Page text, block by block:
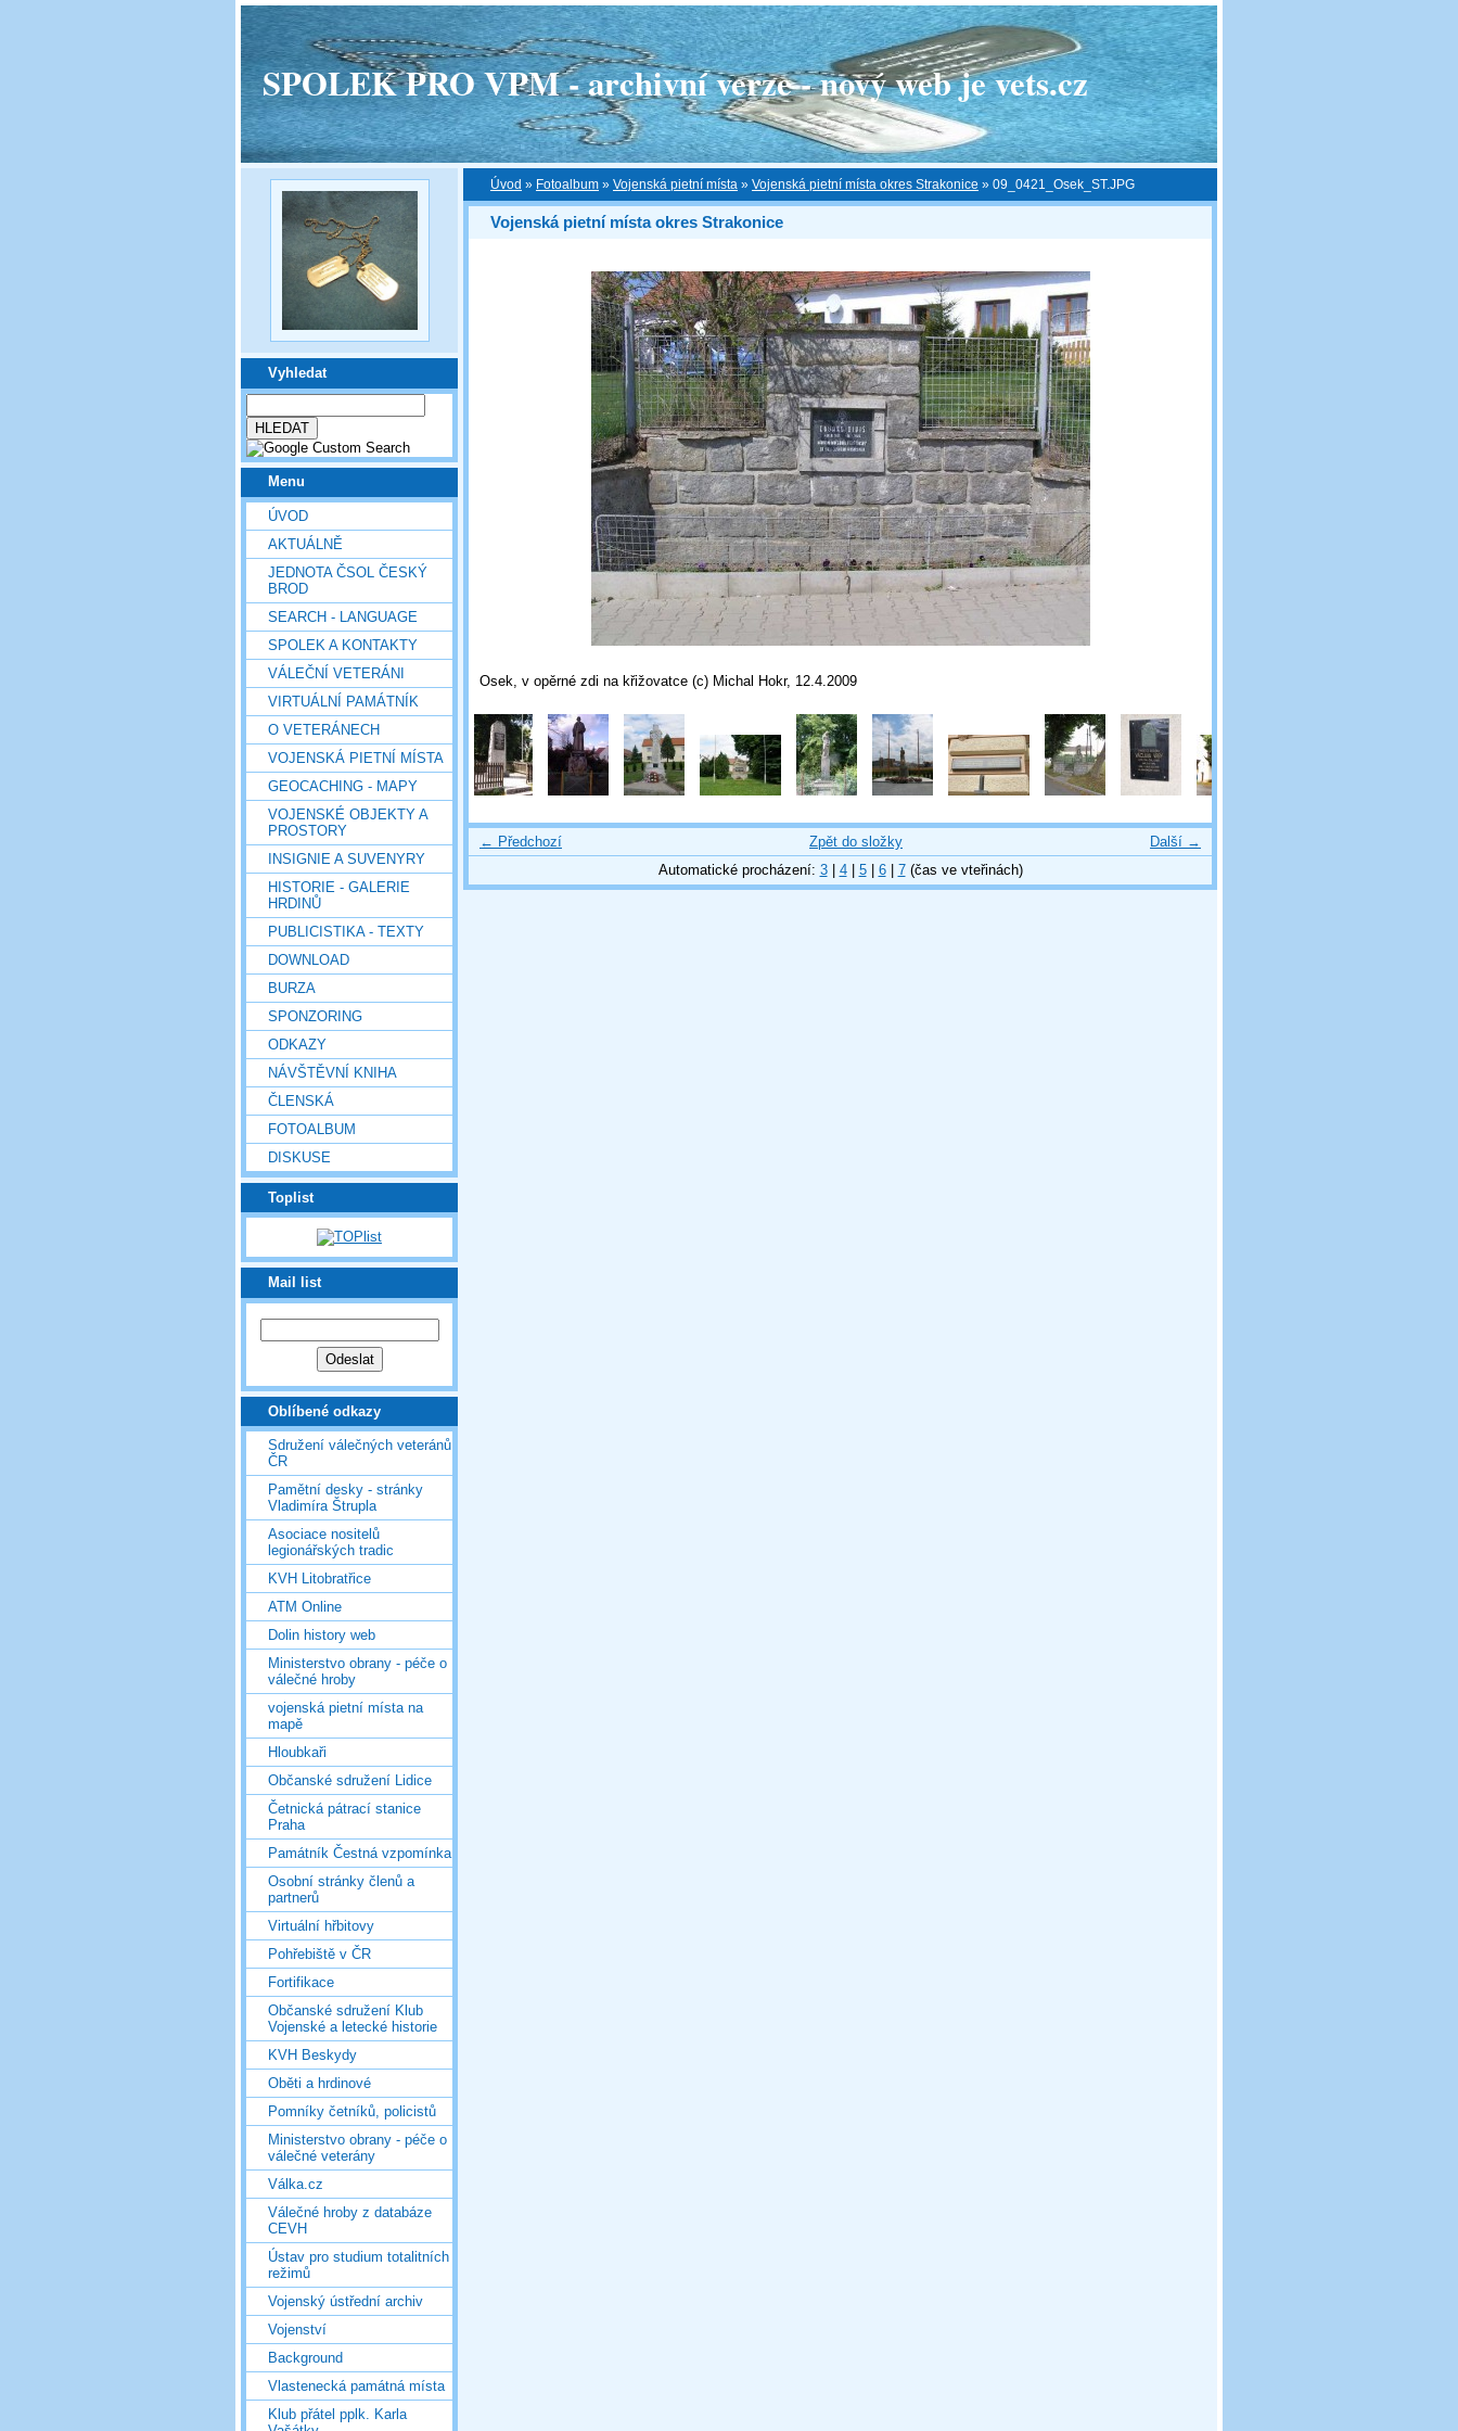
SPOLEK PRO VPM - archivní verze - nový web je vets.cz
Vyhledat
Menu
ÚVOD
AKTUÁLNĚ
JEDNOTA ČSOL ČESKÝ
BROD
SEARCH - LANGUAGE
SPOLEK A KONTAKTY
VÁLEČNÍ VETERÁNI
VIRTUÁLNÍ PAMÁTNÍK
O VETERÁNECH
VOJENSKÁ PIETNÍ MÍSTA
GEOCACHING - MAPY
VOJENSKÉ OBJEKTY A
PROSTORY
INSIGNIE A SUVENYRY
HISTORIE - GALERIE
HRDINŮ
PUBLICISTIKA - TEXTY
DOWNLOAD
BURZA
SPONZORING
ODKAZY
NÁVŠTĚVNÍ KNIHA
ČLENSKÁ
FOTOALBUM
DISKUSE
Toplist
Mail list
Oblíbené odkazy
Sdružení válečných veteránů
ČR
Pamětní desky - stránky
Vladimíra Štrupla
Asociace nositelů
legionářských tradic
KVH Litobratřice
ATM Online
Dolin history web
Ministerstvo obrany - péče o
válečné hroby
vojenská pietní místa na
mapě
Hloubkaři
Občanské sdružení Lidice
Četnická pátrací stanice
Praha
Památník Čestná vzpomínka
Osobní stránky členů a
partnerů
Virtuální hřbitovy
Pohřebiště v ČR
Fortifikace
Občanské sdružení Klub
Vojenské a letecké historie
KVH Beskydy
Oběti a hrdinové
Pomníky četníků, policistů
Ministerstvo obrany - péče o
válečné veterány
Válka.cz
Válečné hroby z databáze
CEVH
Ústav pro studium totalitních
režimů
Vojenský ústřední archiv
Vojenství
Background
Vlastenecká památná místa
Klub přátel pplk. Karla
Úvod » Fotoalbum » Vojenská pietní místa » Vojenská pietní místa okres Strakonice » 09_0421_Osek_ST.JPG
Vojenská pietní místa okres Strakonice
Osek, v opěrné zdi na křižovatce (c) Michal Hokr, 12.4.2009
← Předchozí Další →
Zpět do složky
Automatické procházení: 3| 4| 5| 6| 7(čas ve vteřinách)